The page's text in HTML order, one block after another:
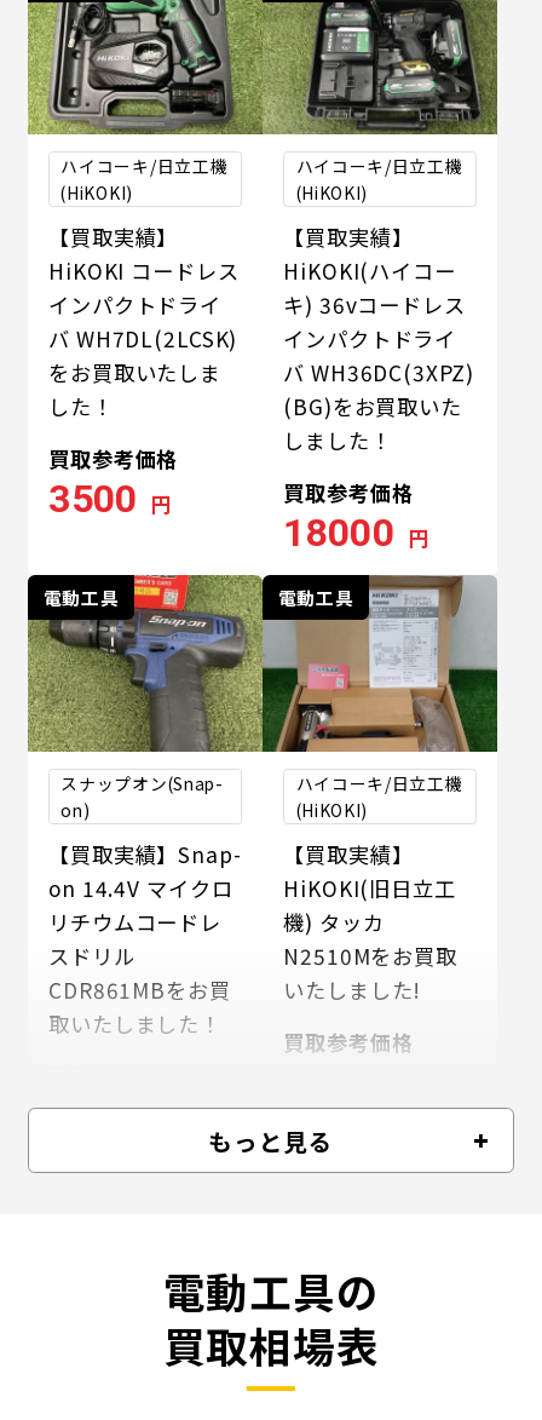
ハイコーキ/日立工機
(HiKOKI)
【買取実績】
HiKOKI コードレス
インパクトドライ
バ WH7DL(2LCSK)
をお買取いたしま
した！
買取参考価格
3500 円
ハイコーキ/日立工機
(HiKOKI)
【買取実績】
HiKOKI(ハイコー
キ) 36vコードレス
インパクトドライ
バ WH36DC(3XPZ)
(BG)をお買取いた
しました！
買取参考価格
18000 円
電動工具
スナップオン(Snap-
on)
【買取実績】Snap-
on 14.4V マイクロ
リチウムコードレ
スドリル
CDR861MBをお買
取いたしました！
12000
電動工具
ハイコーキ/日立工機
(HiKOKI)
【買取実績】
HiKOKI(旧日立工
機) タッカ
N2510Mをお買取
いたしました!
買取参考価格
もっと見る
電動工具の
買取相場表